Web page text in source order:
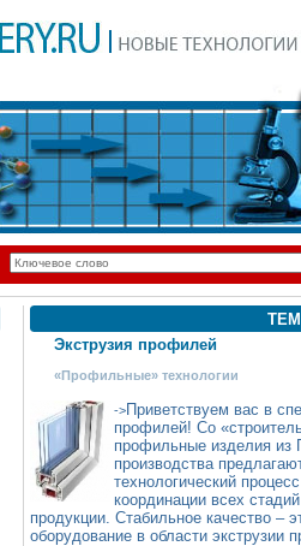
Экструзия профилей
«Профильные» технологии
->Приветствуем вас в
профилей! Со
профильные изделия из
производства
технологический
координации всех
продукции. Стабильное качество –
оборудование в области